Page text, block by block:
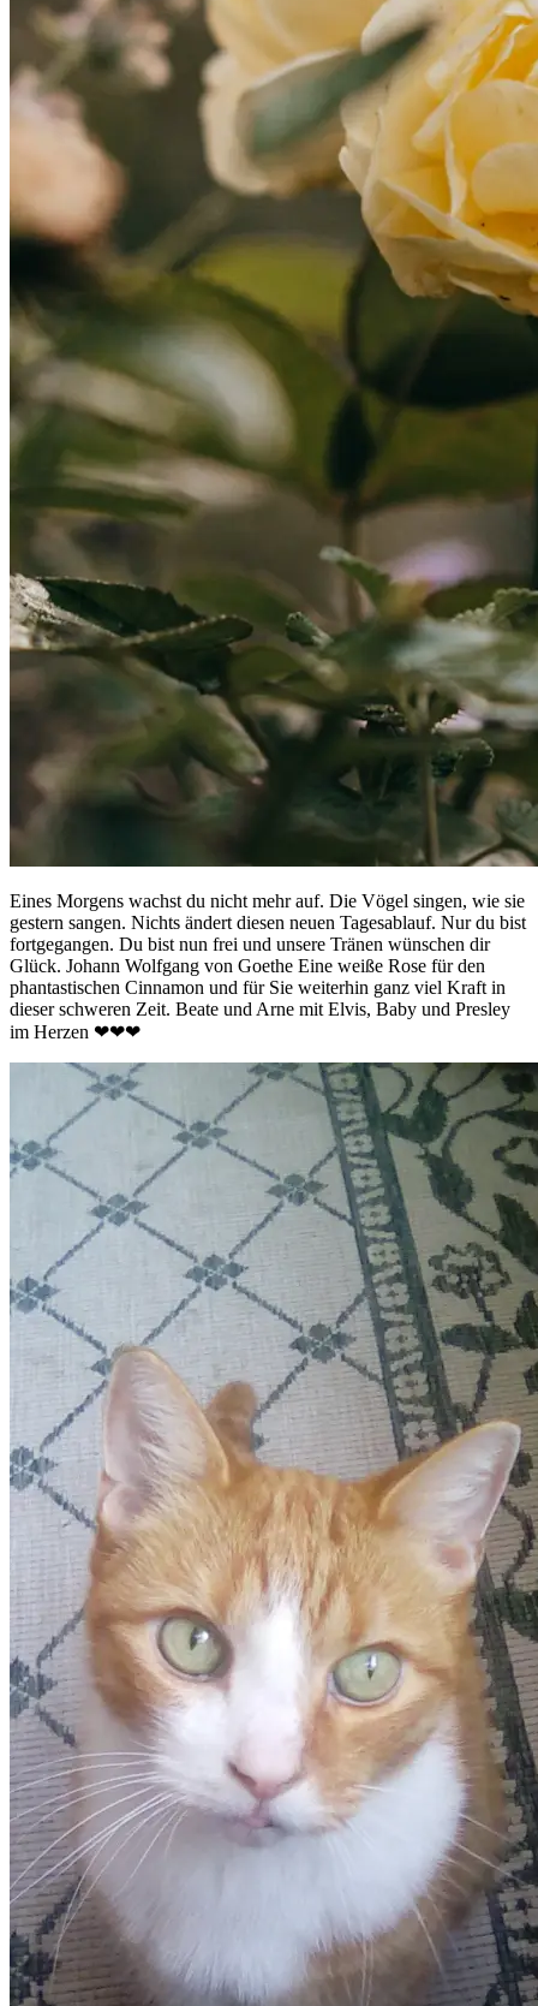
Eines Morgens wachst du nicht mehr auf. Die Vögel singen, wie sie
gestern sangen. Nichts ändert diesen neuen Tagesablauf. Nur du bist
fortgegangen. Du bist nun frei und unsere Tränen wünschen dir
Glück. Johann Wolfgang von Goethe Eine weiße Rose für den
phantastischen Cinnamon und für Sie weiterhin ganz viel Kraft in
dieser schweren Zeit. Beate und Arne mit Elvis, Baby und Presley
im Herzen ❤❤❤